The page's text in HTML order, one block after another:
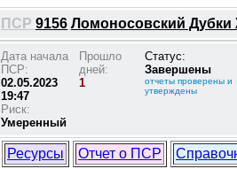
ПСР 9156 Ломоносовский Дубки
Дата начала
ПСР:
02.05.2023
19:47
Риск:
Умеренный
Прошло
дней:
1
Статус:
Завершены
отчеты проверены и
утверждены
Ресурсы Отчет о ПСР